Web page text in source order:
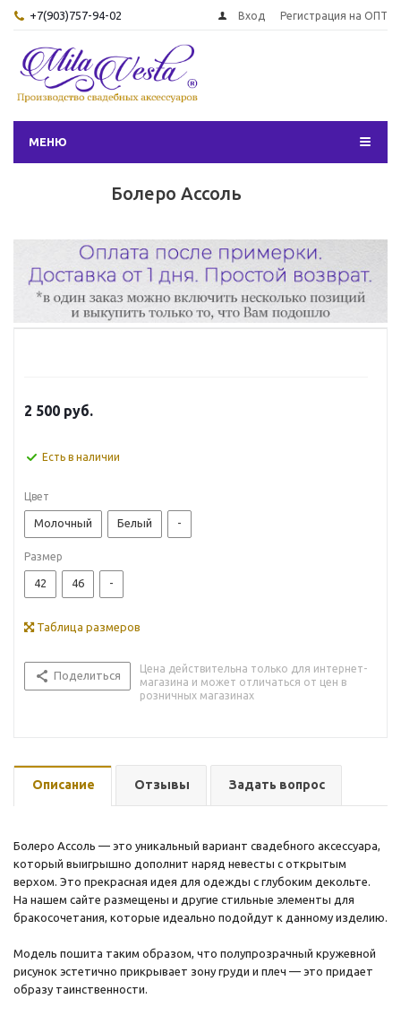
+7(903)757-94-02 Вход Регистрация на ОПТ
МЕНЮ
Болеро Ассоль
2 500 руб.
Есть в наличии
Цвет
Молочный Белый -
Размер
42 46 -
Таблица размеров
Поделиться
Цена действительна только для интернет-
магазина и может отличаться от цен в
розничных магазинах
Описание Отзывы Задать вопрос
Болеро Ассоль — это уникальный вариант свадебного аксессуара,
который выигрышно дополнит наряд невесты с открытым
верхом. Это прекрасная идея для одежды с глубоким декольте.
На нашем сайте размещены и другие стильные элементы для
бракосочетания, которые идеально подойдут к данному изделию.
Модель пошита таким образом, что полупрозрачный кружевной
рисунок эстетично прикрывает зону груди и плеч — это придает
образу таинственности.